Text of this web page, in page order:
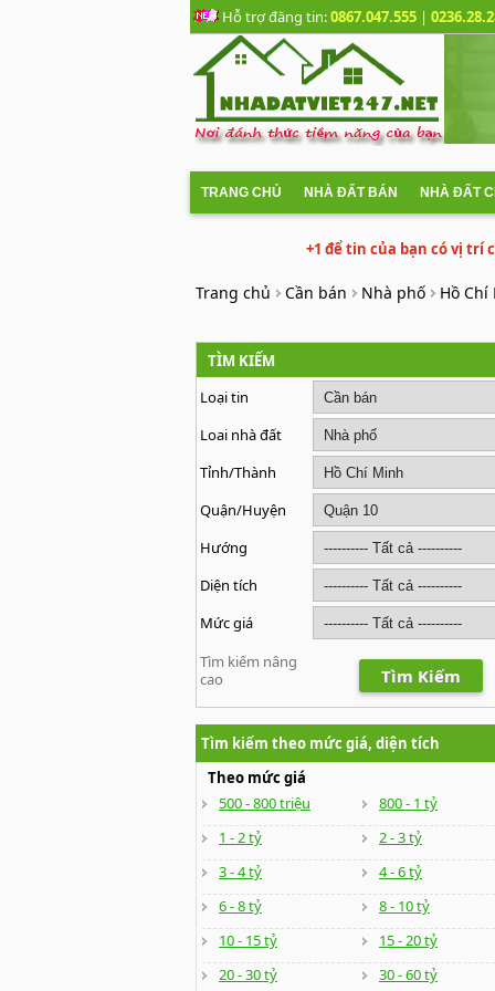
Hỗ trợ đăng tin:0867.047.555 |
TRANG CHỦ NHÀ ĐẤT BÁN NHÀ ĐẤT
+1 để tin của bạn có vị trí
Trang chủ Cần bán Nhà phố Hồ
TÌM KIẾM
Loại tin
Loai nhà đất
Tỉnh/Thành
Quận/Huyện
Hướng
Diện tích
Mức giá
Tìm kiếm nâng
cao
Tìm Kiếm
Tìm kiếm theo mức giá, diện tích
Theo mức giá
500 - 800 triệu
800 - 1 tỷ
1 - 2 tỷ
2 - 3 tỷ
3 - 4 tỷ
4 - 6 tỷ
6 - 8 tỷ
8 - 10 tỷ
10 - 15 tỷ
15 - 20 tỷ
20 - 30 tỷ
30 - 60 tỷ